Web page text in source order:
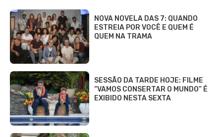
NOVA NOVELA DAS 7: QUANDO
ESTREIA POR VOCÊ E QUEM É
QUEM NA TRAMA
SESSÃO DA TARDE HOJE: FILME
“VAMOS CONSERTAR O MUNDO” É
EXIBIDO NESTA SEXTA